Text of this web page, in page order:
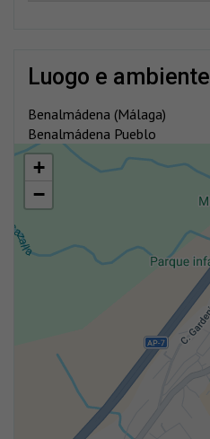
luogo e ambiente
Benalmádena (Málaga)
Benalmádena Pueblo
+
−